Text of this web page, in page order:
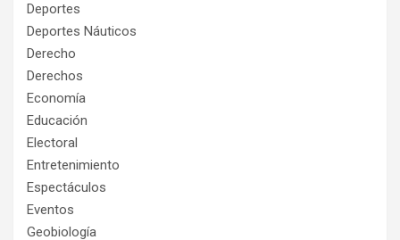
Deportes
Deportes Náuticos
Derecho
Derechos
Economía
Educación
Electoral
Entretenimiento
Espectáculos
Eventos
Geobiología